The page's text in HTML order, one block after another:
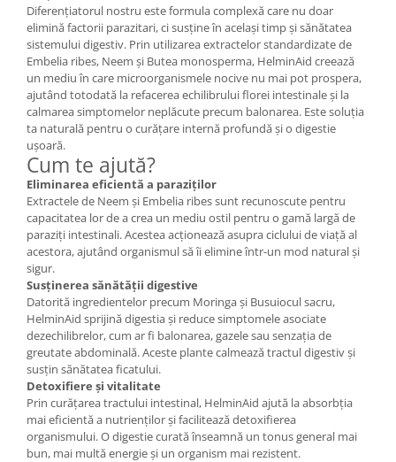
Diferențiatorul nostru este formula complexă care nu doar
elimină factorii parazitari, ci susține în același timp și sănătatea
sistemului digestiv. Prin utilizarea extractelor standardizate de
Embelia ribes, Neem și Butea monosperma, HelminAid creează
un mediu în care microorganismele nocive nu mai pot prospera,
ajutând totodată la refacerea echilibrului florei intestinale și la
calmarea simptomelor neplăcute precum balonarea. Este soluția
ta naturală pentru o curățare internă profundă și o digestie
ușoară.
Cum te ajută?
Eliminarea eficientă a paraziților
Extractele de Neem și Embelia ribes sunt recunoscute pentru
capacitatea lor de a crea un mediu ostil pentru o gamă largă de
paraziți intestinali. Acestea acționează asupra ciclului de viață al
acestora, ajutând organismul să îi elimine într-un mod natural și
sigur.
Susținerea sănătății digestive
Datorită ingredientelor precum Moringa și Busuiocul sacru,
HelminAid sprijină digestia și reduce simptomele asociate
dezechilibrelor, cum ar fi balonarea, gazele sau senzația de
greutate abdominală. Aceste plante calmează tractul digestiv și
susțin sănătatea ficatului.
Detoxifiere și vitalitate
Prin curățarea tractului intestinal, HelminAid ajută la absorbția
mai eficientă a nutrienților și facilitează detoxifierea
organismului. O digestie curată înseamnă un tonus general mai
bun, mai multă energie și un organism mai rezistent.